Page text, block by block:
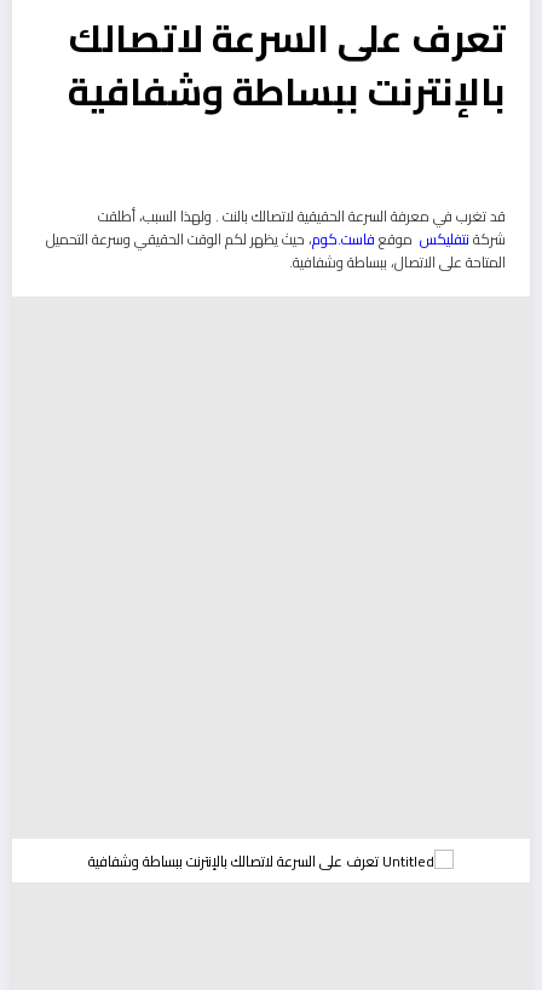
تعرف على السرعة لاتصالك
بالإنترنت ببساطة وشفافية
قد تغرب في معرفة السرعة الحقيقية لاتصالك بالنت . ولهذا السبب، أطلقت
شركةنتفليكس موقعفاست.كوم، حيث يظهر لكم الوقت الحقيقي وسرعة التحميل
المتاحة على الاتصال، ببساطة وشفافية.